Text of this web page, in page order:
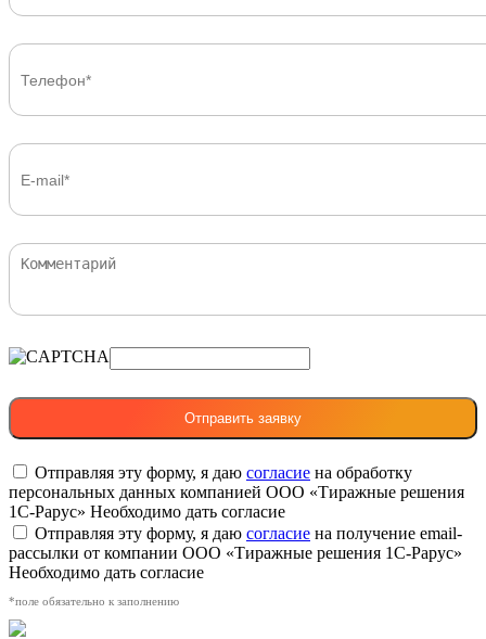
Отправляя эту форму, я даю согласие на обработку
персональных данных компанией ООО «Тиражные решения
1С-Рарус» Необходимо дать согласие
Отправляя эту форму, я даю согласие на получение email-
рассылки от компании ООО «Тиражные решения 1С-Рарус»
Необходимо дать согласие
*поле обязательно к заполнению